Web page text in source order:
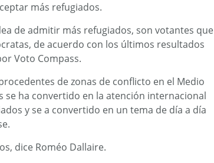
más refugiados.
de admitir más refugiados, son votantes que
de acuerdo con los últimos resultados
Voto Compass.
de zonas de conflicto en el Medio
se ha convertido en la atención internacional
y se a convertido en un tema de día a día
dice Roméo Dallaire.